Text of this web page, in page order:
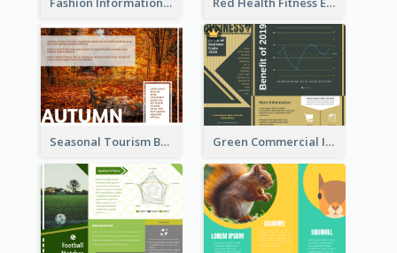
Seasonal Tourism Brochure Green Commercial Informational Tri Fold Brochure